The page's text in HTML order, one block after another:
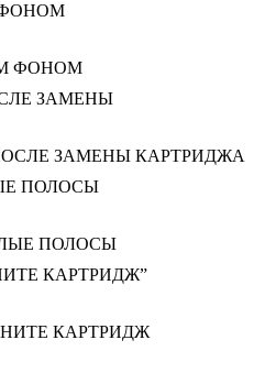
ЗАМЕНЫ
ПОЛОСЫ
КАРТРИДЖ”